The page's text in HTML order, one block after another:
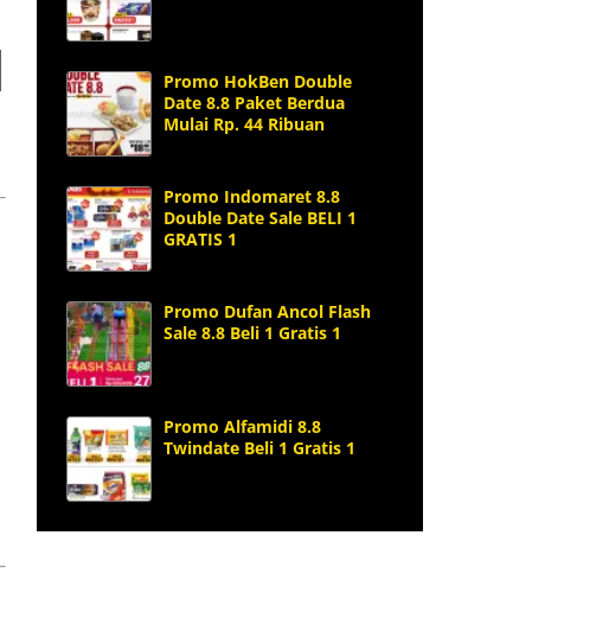
Promo HokBen Double
Date 8.8 Paket Berdua
Mulai Rp. 44 Ribuan
Promo Indomaret 8.8
Double Date Sale BELI 1
GRATIS 1
Promo Dufan Ancol Flash
Sale 8.8 Beli 1 Gratis 1
Promo Alfamidi 8.8
Twindate Beli 1 Gratis 1